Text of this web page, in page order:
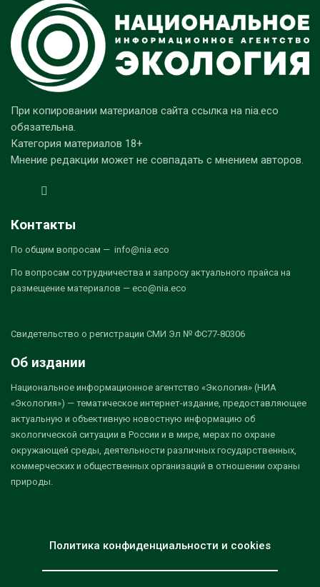
При копировании материалов сайта ссылка на nia.eco
обязательна.
Категория материалов 18+
Мнение редакции может не совпадать с мнением авторов.
Контакты
По общим вопросам — info@nia.eco
По вопросам сотрудничества и запросу актуального прайса на
размещение материалов — eco@nia.eco
Свидетельство о регистрации СМИ Эл № ФС77-80306
Об издании
Национальное информационное агентство «Экология» (НИА
«Экология») — тематическое интернет-издание, предоставляющее
актуальную и объективную новостную информацию об
экологической ситуации в России и в мире, мерах по охране
окружающей среды, деятельности различных государственных,
коммерческих и общественных организаций в отношении охраны
природы.
Политика конфиденциальности и cookies